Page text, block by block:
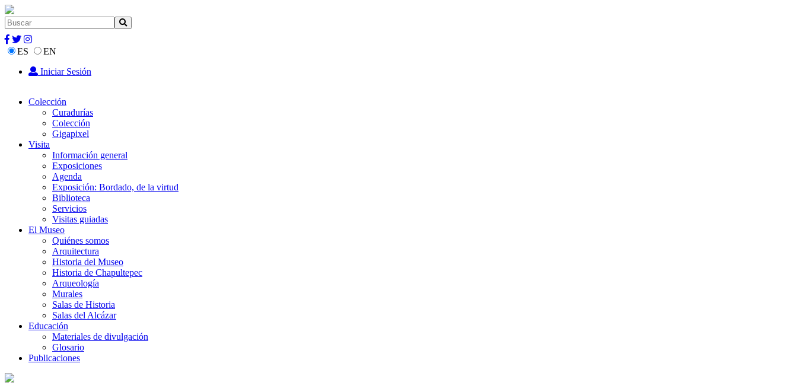
ES
EN
Iniciar Sesión
Colección
Curadurías
Colección
Gigapixel
Visita
Información general
Exposiciones
Agenda
Exposición: Bordado, de la virtud
Biblioteca
Servicios
Visitas guiadas
El Museo
Quiénes somos
Arquitectura
Historia del Museo
Historia de Chapultepec
Arqueología
Murales
Salas de Historia
Salas del Alcázar
Educación
Materiales de divulgación
Glosario
Publicaciones